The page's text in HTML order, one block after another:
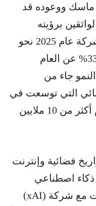
ماسك ووعوده قد
برؤيته
وإدارته. فقد بلغت إيرادات الشركة عام 2025 نحو
18.6 مليار دولار، قافزة بنسبة 33% عن العام
جاء من
التي توسعت في
أميركا وفي العالم وتخدم اليوم أكثر من 10 ملايين
فضائية وإنترنت
اصطناعي
وسوشيال ميديا بعد أن اندمجت مع شركة (xAI)